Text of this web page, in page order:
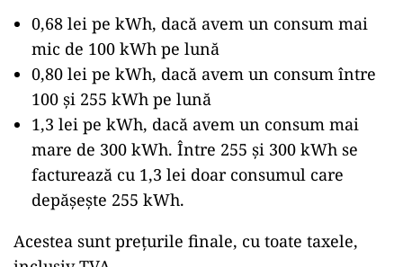
0,68 lei pe kWh, dacă avem un consum mai
mic de 100 kWh pe lună
0,80 lei pe kWh, dacă avem un consum între
100 și 255 kWh pe lună
1,3 lei pe kWh, dacă avem un consum mai
mare de 300 kWh. Între 255 și 300 kWh se
facturează cu 1,3 lei doar consumul care
depășește 255 kWh.
Acestea sunt prețurile finale, cu toate taxele,